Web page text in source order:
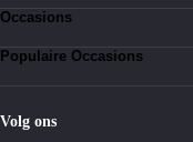
BYD
Bandenservice
Werkplaatsafspraak
Occasions
Suzuki occasions
Populaire Occasions
Toyota Yaris occasions
Toyota Yaris Cross occasions
Volg ons